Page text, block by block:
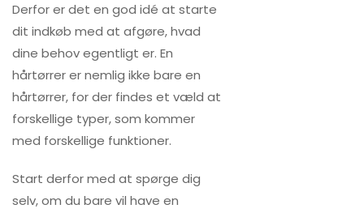
Derfor er det en god idé at starte
dit indkøb med at afgøre, hvad
dine behov egentligt er. En
hårtørrer er nemlig ikke bare en
hårtørrer, for der findes et væld at
forskellige typer, som kommer
med forskellige funktioner.
Start derfor med at spørge dig
selv, om du bare vil have en